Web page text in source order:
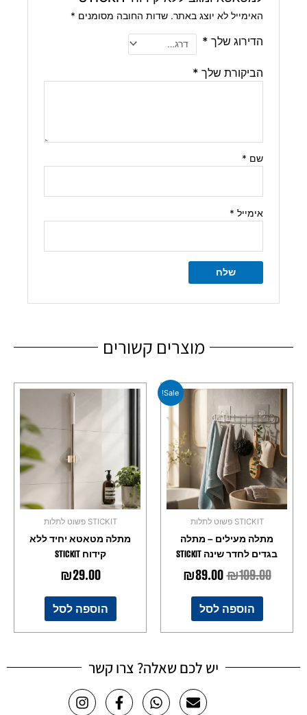
האימייל לא יוצג באתר. שדות החובה מסומנים *
הדירוג שלך *
הביקורת שלך *
שם *
אימייל *
מוצרים קשורים
Sale!
STICKIT פשוט לתלות
מתלה מעילים – מתלה
בגדים לחדר שינה STICKIT
₪109.00
המחיר
המקורי
היה:
₪109.00.
₪89.00
המחיר
הנוכחי
הוא:
₪89.00.
הוספה לסל
STICKIT פשוט לתלות
מתלה מטאטא יחיד ללא
קידוח STICKIT
₪29.00
הוספה לסל
יש לכם שאלה? צרו קשר
E
n
W
h
F
a
I
n